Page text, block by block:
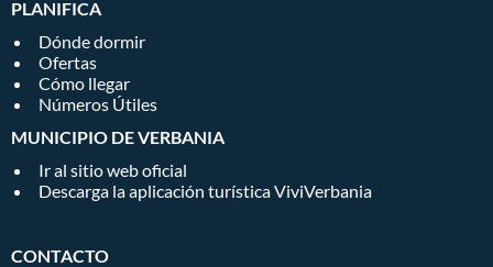
PLANIFICA
Dónde dormir
Ofertas
Cómo llegar
Números Útiles
MUNICIPIO DE VERBANIA
Ir al sitio web oficial
Descarga la aplicación turística ViviVerbania
CONTACTO